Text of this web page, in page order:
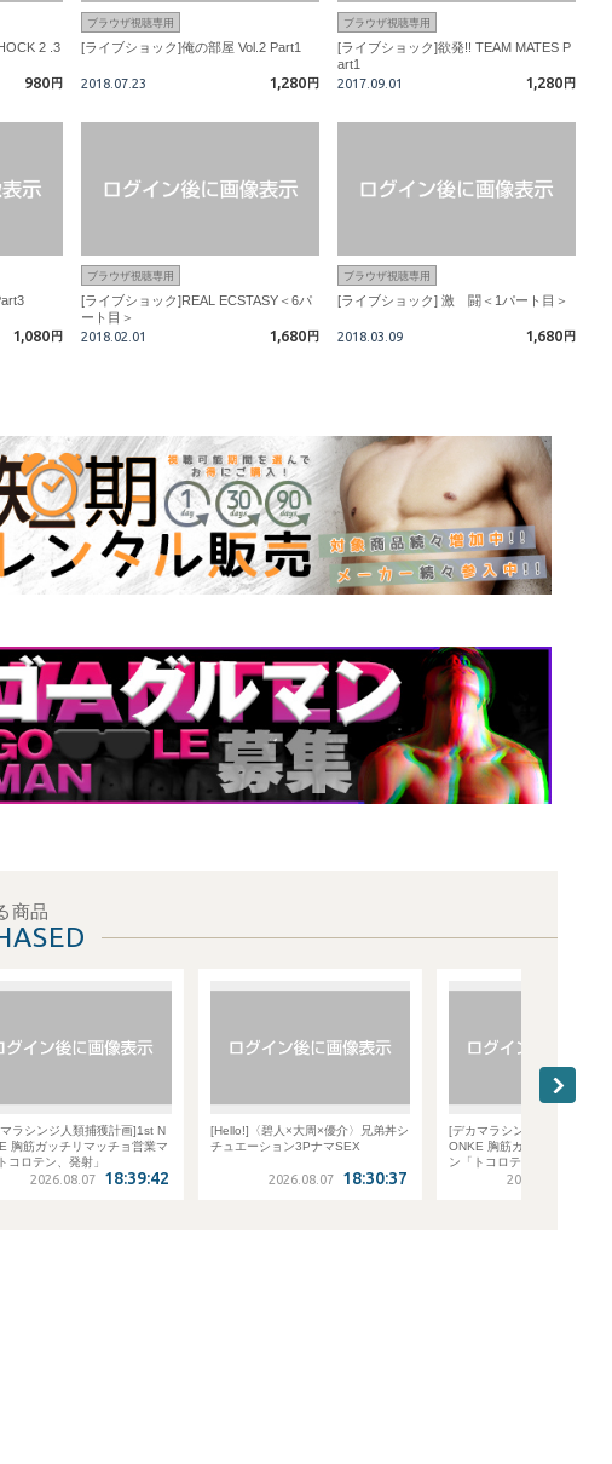
2 .3
980 円
ブラウザ視聴専用
[ライブショック]俺の部屋 Vol.2 Part1
2018.07.23 1,280 円
ブラウザ視聴専用
[ライブショック]欲発!! TEAM MATES P
art1
2017.09.01
1,280 円
1,080 円
ブラウザ視聴専用
[ライブショック]REAL ECSTASY＜6パ
ート目＞
2018.02.01
1,680 円
ブラウザ視聴専用
[ライブショック] 激 闘＜1パート目＞
2018.03.09 1,680 円
商品
画]1st N
ョ営業マ
[Hello!]〈碧人×大周×優介〉兄弟丼シ
チュエーション3PナマSEX
2026.08.07 18:30:37
[デカマラシンジ人類捕獲計画]1st N
ONKE 胸筋ガッチリマッチョ営業マ
ン「トコロテン、発射」
2026.08.07 18:29:05